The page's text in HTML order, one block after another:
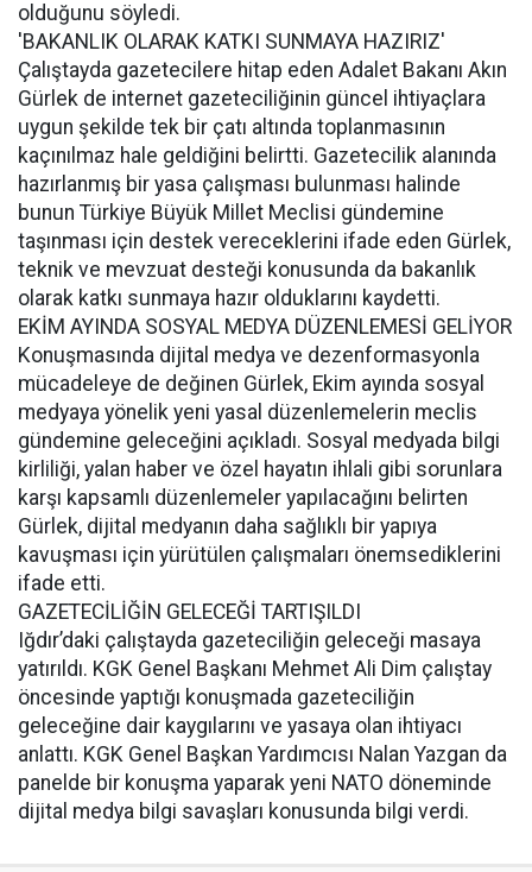
olduğunu söyledi.
'BAKANLIK OLARAK KATKI SUNMAYA HAZIRIZ'
Çalıştayda gazetecilere hitap eden Adalet Bakanı Akın
Gürlek de internet gazeteciliğinin güncel ihtiyaçlara
uygun şekilde tek bir çatı altında toplanmasının
kaçınılmaz hale geldiğini belirtti. Gazetecilik alanında
hazırlanmış bir yasa çalışması bulunması halinde
bunun Türkiye Büyük Millet Meclisi gündemine
taşınması için destek vereceklerini ifade eden Gürlek,
teknik ve mevzuat desteği konusunda da bakanlık
olarak katkı sunmaya hazır olduklarını kaydetti.
EKİM AYINDA SOSYAL MEDYA DÜZENLEMESİ GELİYOR
Konuşmasında dijital medya ve dezenformasyonla
mücadeleye de değinen Gürlek, Ekim ayında sosyal
medyaya yönelik yeni yasal düzenlemelerin meclis
gündemine geleceğini açıkladı. Sosyal medyada bilgi
kirliliği, yalan haber ve özel hayatın ihlali gibi sorunlara
karşı kapsamlı düzenlemeler yapılacağını belirten
Gürlek, dijital medyanın daha sağlıklı bir yapıya
kavuşması için yürütülen çalışmaları önemsediklerini
ifade etti.
GAZETECİLİĞİN GELECEĞİ TARTIŞILDI
Iğdır’daki çalıştayda gazeteciliğin geleceği masaya
yatırıldı. KGK Genel Başkanı Mehmet Ali Dim çalıştay
öncesinde yaptığı konuşmada gazeteciliğin
geleceğine dair kaygılarını ve yasaya olan ihtiyacı
anlattı. KGK Genel Başkan Yardımcısı Nalan Yazgan da
panelde bir konuşma yaparak yeni NATO döneminde
dijital medya bilgi savaşları konusunda bilgi verdi.